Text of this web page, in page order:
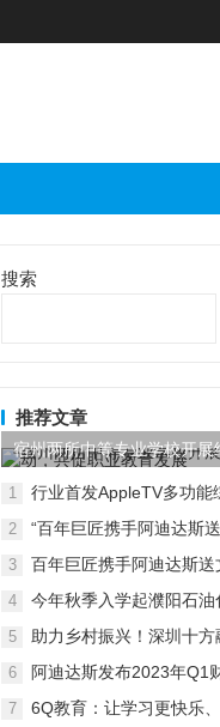
搜索
推荐文章
宿州两所中等专业学校开展
动，共促职业教育发展
1
行业首发AppleTV多功能
2
“百年巨匠携手阿迪达斯
3
百年巨匠携手阿迪达斯送
4
今年秋季入学起濮阳石
石化“中原铁军”打造
5
助力乡村振兴！深圳十方
6
阿迪达斯发布2023年Q1
7 6Q教育：让学习更快乐